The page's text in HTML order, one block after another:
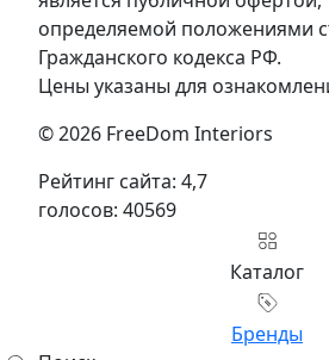
определяемой положениями
Гражданского кодекса РФ.
Цены указаны для
© 2026 FreeDom Interiors
Рейтинг сайта: 4,7
голосов: 40569
Каталог
Бренды